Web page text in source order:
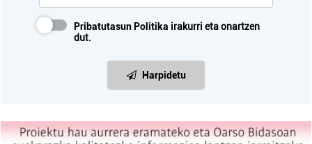
Pribatutasun Politika irakurri eta onartzen
dut.
Harpidetu